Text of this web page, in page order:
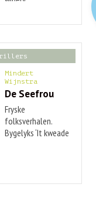
Mindert
Wijnstra
De Seefrou
Fryske
folksverhalen.
Bygelyks ‘It kweade